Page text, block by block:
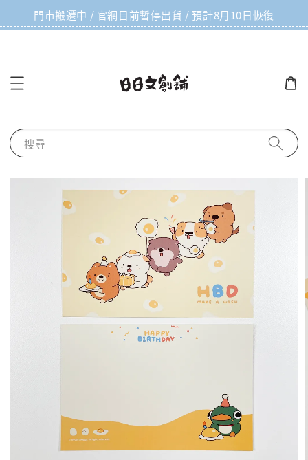
門市搬遷中 / 官網目前暫停出貨 / 預計8月10日恢復
搜尋